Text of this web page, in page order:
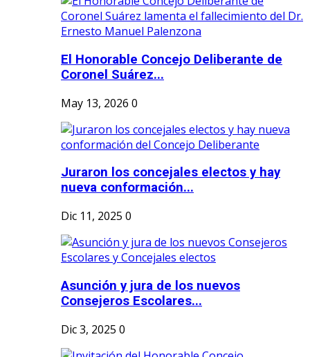
El Honorable Concejo Deliberante de
Coronel Suárez...
May 13, 2026 0
Juraron los concejales electos y hay
nueva conformación...
Dic 11, 2025 0
Asunción y jura de los nuevos
Consejeros Escolares...
Dic 3, 2025 0